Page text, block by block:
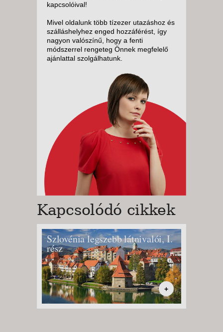
kapcsolóival!
Mivel oldalunk több tízezer utazáshoz és
szálláshelyhez enged hozzáférést, így
nagyon valószínű, hogy a fenti
módszerrel rengeteg Önnek megfelelő
ajánlattal szolgálhatunk.
Kapcsolódó cikkek
Szlovénia legszebb látnivalói, I.
rész
+